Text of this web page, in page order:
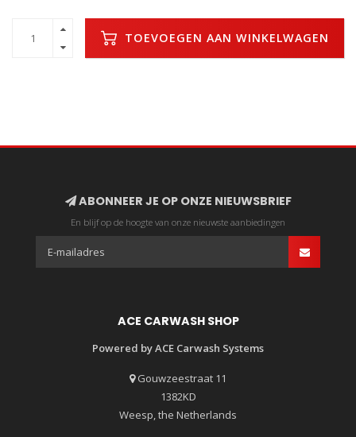
TOEVOEGEN AAN WINKELWAGEN
ABONNEER JE OP ONZE NIEUWSBRIEF
En blijf op de hoogte van onze nieuwste aanbiedingen
ACE CARWASH SHOP
Powered by ACE Carwash Systems
Gouwzeestraat 11
1382KD
Weesp, the Netherlands